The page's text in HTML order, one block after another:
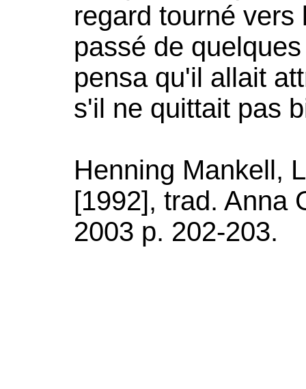
regard tourné
passé de
pensa qu'il allait
s'il ne quittait pas
Henning Mankell,
[1992], trad. Anna
2003 p. 202-203.